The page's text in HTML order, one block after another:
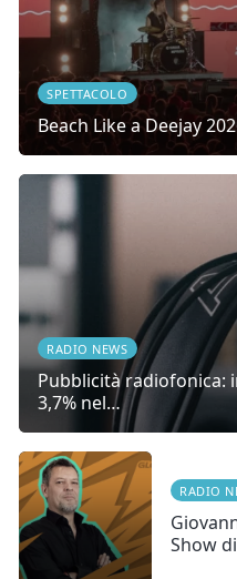
SPETTACOLO
Beach Like a Deejay
RADIO NEWS
Pubblicità radiofonica:
3,7% nel…
RADIO
Show